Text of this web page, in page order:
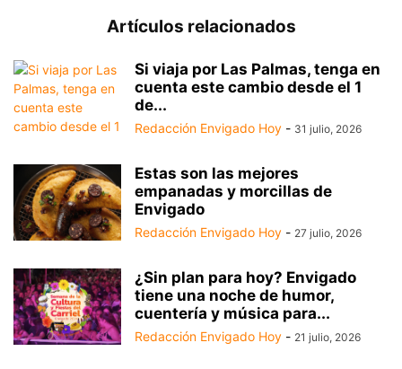
Artículos relacionados
Si viaja por Las Palmas, tenga en
cuenta este cambio desde el 1
de...
Redacción Envigado Hoy - 31 julio, 2026
Estas son las mejores
empanadas y morcillas de
Envigado
Redacción Envigado Hoy - 27 julio, 2026
¿Sin plan para hoy? Envigado
tiene una noche de humor,
cuentería y música para...
Redacción Envigado Hoy - 21 julio, 2026